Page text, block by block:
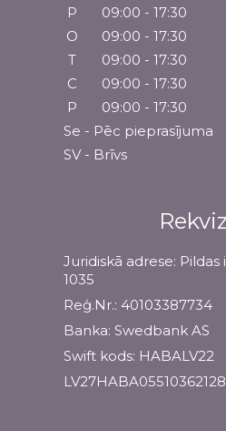
P
09:00 - 17:30
O
09:00 - 17:30
T
09:00 - 17:30
C
09:00 - 17:30
P
09:00 - 17:30
Se - Pēc pieprasījuma
SV - Brīvs
Juridiskā adrese: Pildas
1035
Reģ.Nr.: 40103387734
Banka: Swedbank AS
Swift kods: HABALV22